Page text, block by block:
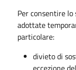
Per consentire
adottate
particolare:
divieto di